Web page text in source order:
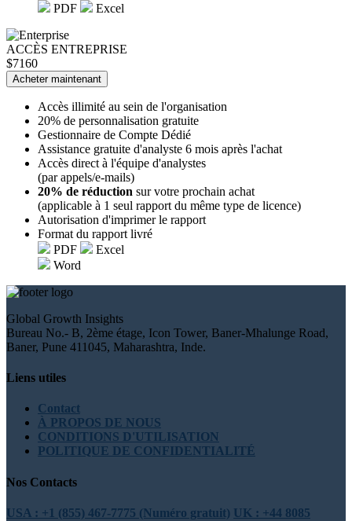
PDF
Excel
ACCÈS ENTREPRISE
$7160
Acheter maintenant
Accès illimité au sein de l'organisation
20% de personnalisation gratuite
Gestionnaire de Compte Dédié
Assistance gratuite d'analyste 6 mois après l'achat
Accès direct à l'équipe d'analystes
(par appels/e-mails)
20% de réduction sur votre prochain achat
(applicable à 1 seul rapport du même type de licence)
Autorisation d'imprimer le rapport
Format du rapport livré
PDF
Excel
Word
Global Growth Insights
Bureau No.- B, 2ème étage, Icon Tower, Baner-Mhalunge Road,
Baner, Pune 411045, Maharashtra, Inde.
Liens utiles
Contact
À PROPOS DE NOUS
CONDITIONS D'UTILISATION
POLITIQUE DE CONFIDENTIALITÉ
Nos Contacts
USA : +1 (855) 467-7775 (Numéro gratuit) UK : +44 8085